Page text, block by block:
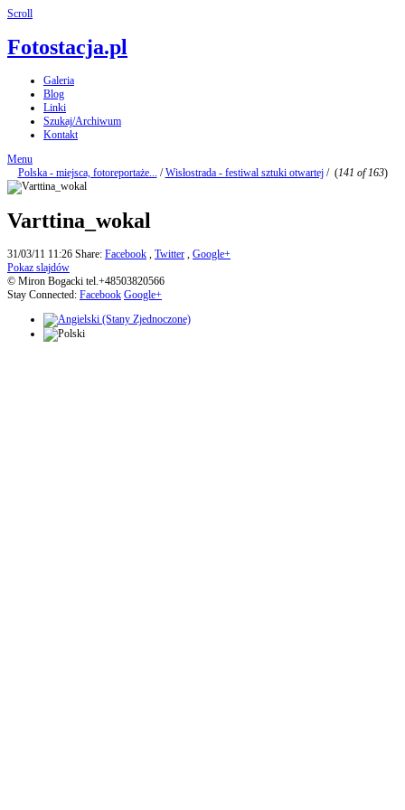
Scroll
Fotostacja.pl
Galeria
Blog
Linki
Szukaj/Archiwum
Kontakt
Menu
Polska - miejsca, fotoreportaże... /Wisłostrada - festiwal sztuki otwartej/ (141 of 163)
Varttina_wokal
31/03/11 11:26 Share: Facebook , Twitter , Google+
Pokaz slajdów
© Miron Bogacki tel.+48503820566
Stay Connected: Facebook Google+